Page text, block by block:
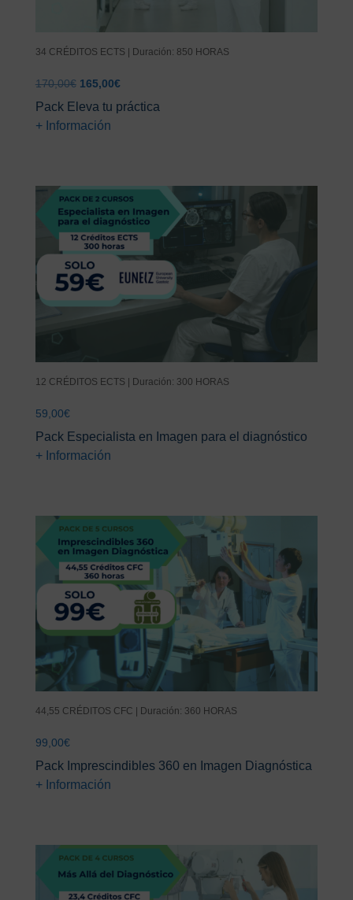
34 CRÉDITOS ECTS | Duración: 850 HORAS
170,00€ El
original
era:
165,00€El
precio
actual
Pack Eleva tu práctica
+ Información
12 CRÉDITOS ECTS | Duración: 300 HORAS
59,00€
Pack Especialista en Imagen para el diagnóstico
+ Información
44,55 CRÉDITOS CFC | Duración: 360 HORAS
99,00€
Pack Imprescindibles 360 en Imagen Diagnóstica
+ Información